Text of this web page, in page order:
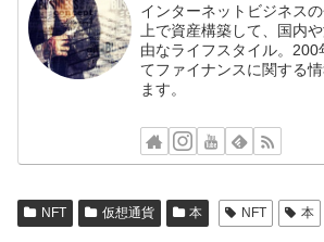
インターネットビジネス
上で資産構築して、国内
由なライフスタイル。200
てファイナンスに関する
ます。
NFT 仮想通貨 本 NFT 本